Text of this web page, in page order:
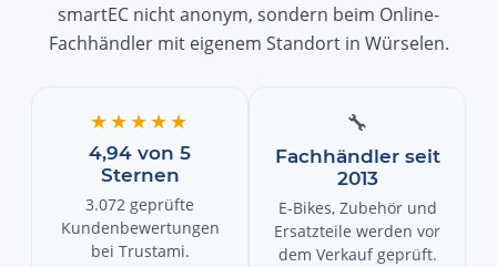
smartEC nicht anonym, sondern beim Online-
Fachhändler mit eigenem Standort in Würselen.
★★★★★
4,94 von 5
Sternen
3.072 geprüfte
Kundenbewertungen
bei Trustami.
🔧
Fachhändler seit
2013
E-Bikes, Zubehör und
Ersatzteile werden vor
dem Verkauf geprüft.